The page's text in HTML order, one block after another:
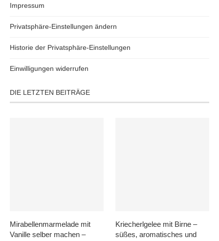
Impressum
Privatsphäre-Einstellungen ändern
Historie der Privatsphäre-Einstellungen
Einwilligungen widerrufen
DIE LETZTEN BEITRÄGE
Mirabellenmarmelade mit
Vanille selber machen –
Kriecherlgelee mit Birne –
süßes, aromatisches und